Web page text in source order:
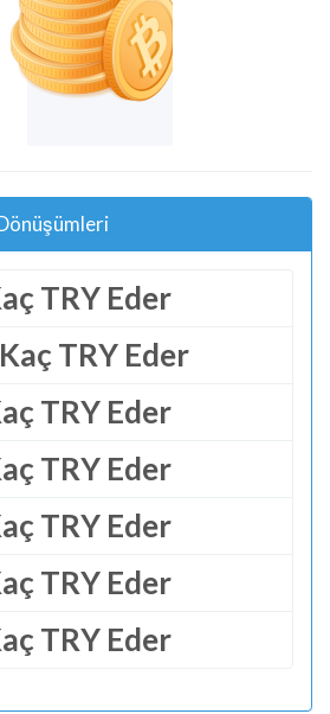
TRY Eder
TRY Eder
TRY Eder
TRY Eder
TRY Eder
TRY Eder
TRY Eder